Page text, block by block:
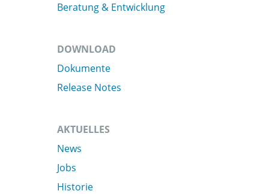
Beratung & Entwicklung
DOWNLOAD
Dokumente
Release Notes
AKTUELLES
News
Jobs
Historie